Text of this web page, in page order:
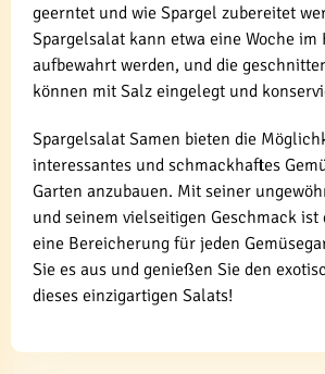
geerntet und wie Spargel zubereitet
Spargelsalat kann etwa eine Woche
aufbewahrt werden, und die
können mit Salz eingelegt und
Spargelsalat Samen bieten die
interessantes und schmackhaftes
Garten anzubauen. Mit seiner
und seinem vielseitigen Geschmack ist
eine Bereicherung für jeden
Sie es aus und genießen Sie den
dieses einzigartigen Salats!